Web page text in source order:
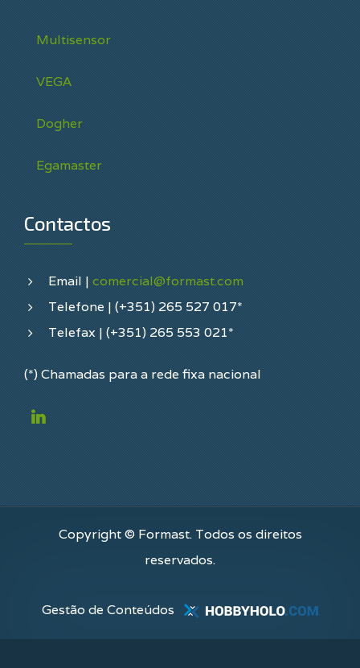
Multisensor
VEGA
Dogher
Egamaster
Contactos
Email | comercial@formast.com
Telefone | (+351) 265 527 017*
Telefax | (+351) 265 553 021*
(*) Chamadas para a rede fixa nacional
Copyright © Formast. Todos os direitos
reservados.
Gestão de Conteúdos